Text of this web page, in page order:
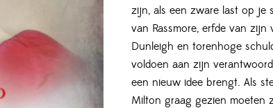
zijn, als een zware last op je
van Rassmore, erfde van
Dunleigh en torenhoge
voldoen aan zijn
een nieuw idee brengt. Als
Milton graag gezien moeten